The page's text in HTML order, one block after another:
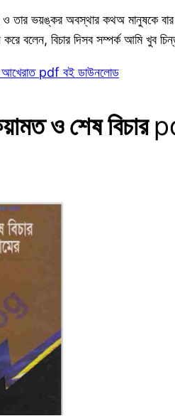
তার ভয়ঙ্কর অবস্থার কথঅ মানুষকে
বলেন, বিচার দিসব সম্পর্ক আমি খুব
আখেরাত pdf বই ডাউনলোড
ও শেষ বিচার